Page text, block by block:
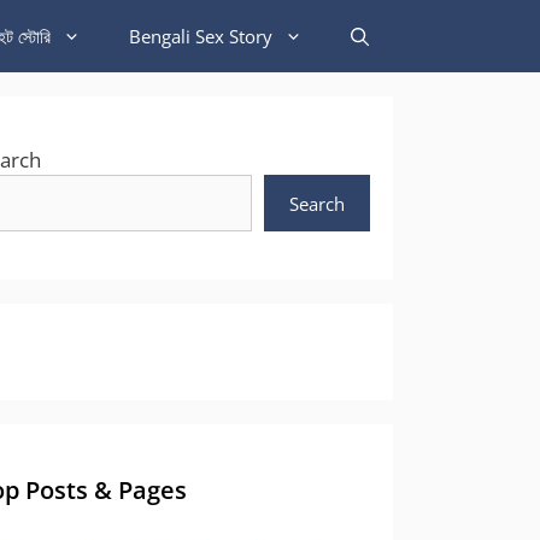
স্টোরি Bengali Sex Story
Search
Posts & Pages